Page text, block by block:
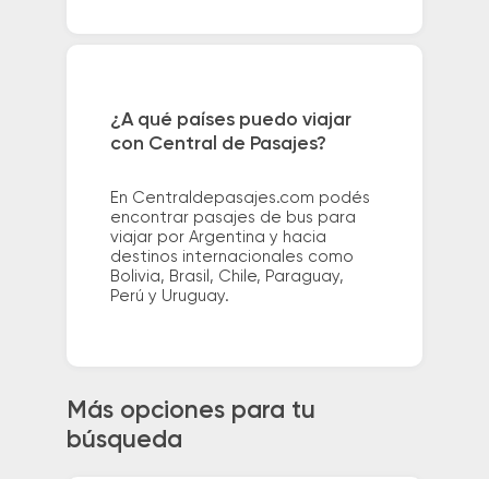
¿A qué países puedo viajar
con Central de Pasajes?
En Centraldepasajes.com podés
encontrar pasajes de bus para
viajar por Argentina y hacia
destinos internacionales como
Bolivia, Brasil, Chile, Paraguay,
Perú y Uruguay.
Más opciones para tu
búsqueda